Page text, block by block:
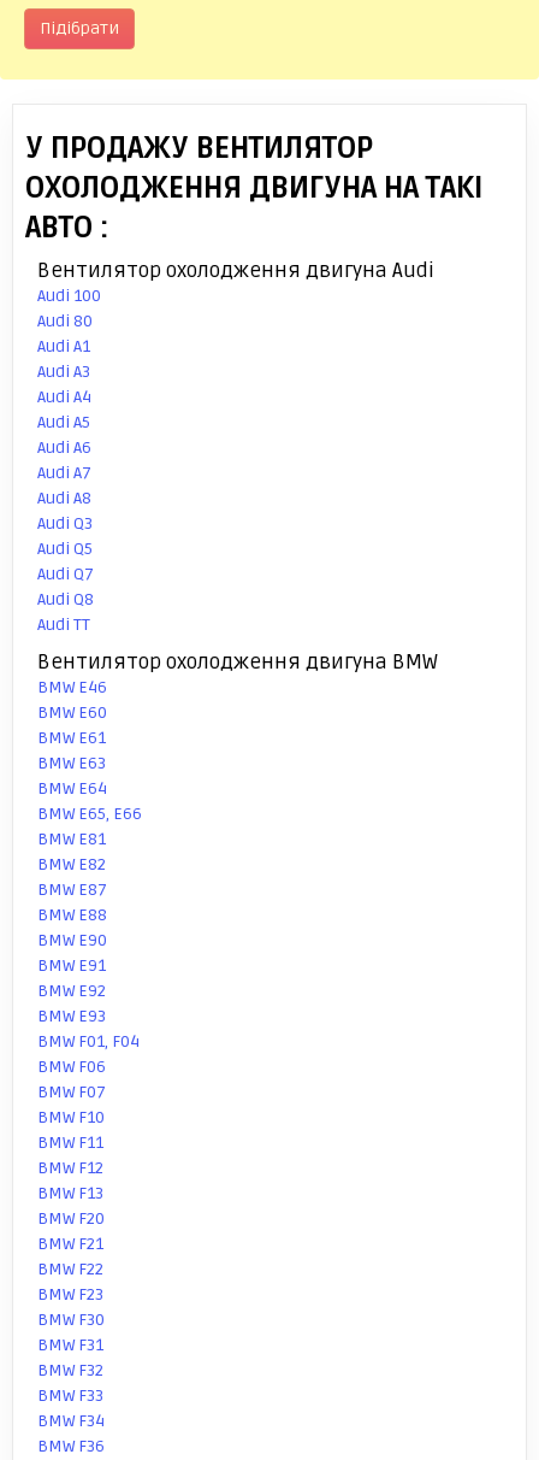
Підібрати
У ПРОДАЖУ ВЕНТИЛЯТОР
ОХОЛОДЖЕННЯ ДВИГУНА НА ТАКІ
АВТО :
Вентилятор охолодження двигуна Audi
Audi 100
Audi 80
Audi A1
Audi A3
Audi A4
Audi A5
Audi A6
Audi A7
Audi A8
Audi Q3
Audi Q5
Audi Q7
Audi Q8
Audi TT
Вентилятор охолодження двигуна BMW
BMW E46
BMW E60
BMW E61
BMW E63
BMW E64
BMW E65, E66
BMW E81
BMW E82
BMW E87
BMW E88
BMW E90
BMW E91
BMW E92
BMW E93
BMW F01, F04
BMW F06
BMW F07
BMW F10
BMW F11
BMW F12
BMW F13
BMW F20
BMW F21
BMW F22
BMW F23
BMW F30
BMW F31
BMW F32
BMW F33
BMW F34
BMW F36